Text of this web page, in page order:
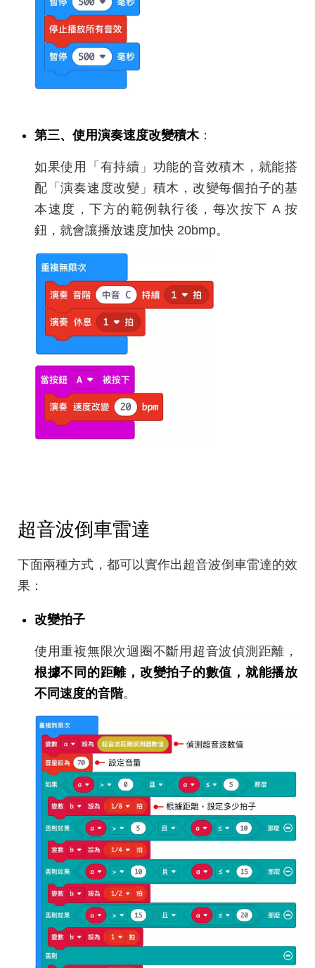
第三、使用演奏速度改變積木：
如果使用「有持續」功能的音效積木，就能搭
配「演奏速度改變」積木，改變每個拍子的基
本速度，下方的範例執行後，每次按下 A 按
鈕，就會讓播放速度加快 20bmp。
超音波倒車雷達
下面兩種方式，都可以實作出超音波倒車雷達的效
果：
改變拍子
使用重複無限次迴圈不斷用超音波偵測距離，
根據不同的距離，改變拍子的數值，就能播放
不同速度的音階。